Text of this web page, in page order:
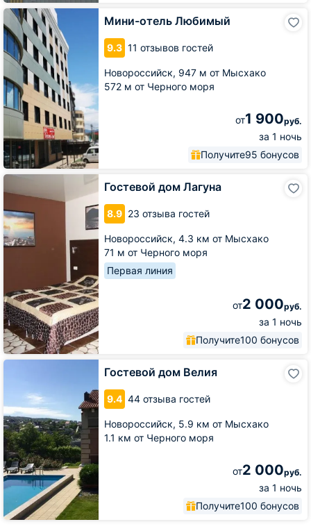
Мини-отель Любимый
9.3 11 отзывов гостей
Новороссийск, 947 м от Мысхако
572 м от Черного моря
от1 900руб.
за 1 ночь
Получите95 бонусов
Мини-
отель
Любимый
Гостевой дом Лагуна
8.9 23 отзыва гостей
Новороссийск, 4.3 км от Мысхако
71 м от Черного моря
Первая линия
от2 000руб.
за 1 ночь
Получите100 бонусов
Гостевой
дом
Гостевой дом Велия
9.4 44 отзыва гостей
Новороссийск, 5.9 км от Мысхако
1.1 км от Черного моря
от2 000руб.
за 1 ночь
Получите100 бонусов
Гостевой